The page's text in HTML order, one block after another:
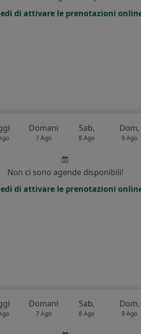
di attivare le prenotazioni
Domani
7 Ago
Sab,
8 Ago
Dom,
9 Ago
Non ci sono agende disponibili!
di attivare le prenotazioni
Domani
7 Ago
Sab,
8 Ago
Dom,
9 Ago